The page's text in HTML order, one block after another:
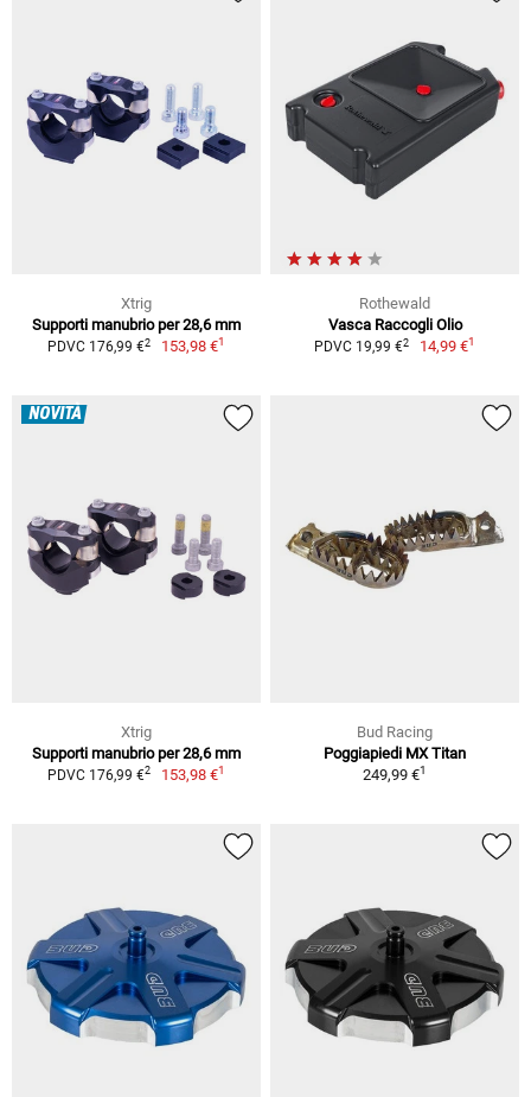
Xtrig
Supporti manubrio per 28,6 mm
PDVC 176,99 €2 153,98 €1
Rothewald
Vasca Raccogli Olio
PDVC 19,99 €2 14,99 €1
NOVITÀ
Xtrig
Supporti manubrio per 28,6 mm
PDVC 176,99 €2 153,98 €1
Bud Racing
Poggiapiedi MX Titan
249,99 €1